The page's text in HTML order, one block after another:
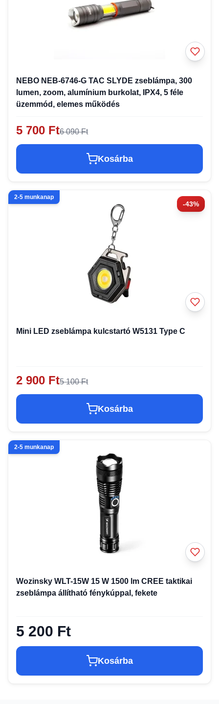
NEBO NEB-6746-G TAC SLYDE zseblámpa, 300
lumen, zoom, alumínium burkolat, IPX4, 5 féle
üzemmód, elemes működés
5 700 Ft6 090 Ft
Kosárba
-43%
2-5 munkanap
Mini LED zseblámpa kulcstartó W5131 Type C
2 900 Ft5 100 Ft
Kosárba
2-5 munkanap
Wozinsky WLT-15W 15 W 1500 lm CREE taktikai
zseblámpa állítható fénykúppal, fekete
5 200 Ft
Kosárba